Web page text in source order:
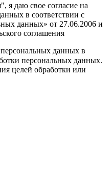
я даю свое согласие на
в соответствии с
данных» от 27.06.2006 и
соглашения
данных в
персональных данных.
целей обработки или